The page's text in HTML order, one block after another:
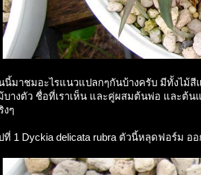
นี้มาชมอะไรแนวแปลกๆกันบ้างครับ มีทั้งไม้
บางตัว ชื่อที่เราเห็น และคู่ผสมต้นพ่อ และต้น
งๆ
ที่ 1 Dyckia delicata rubra ตัวนี้หลุดฟอร์ม อ